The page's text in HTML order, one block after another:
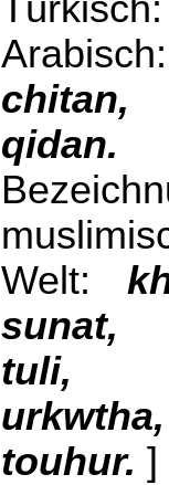
Welt:
sunat,
tuli,
touhur. ]